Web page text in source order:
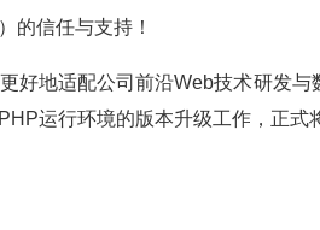
的信任与支持！
好地适配公司前沿Web技术研发与
运行环境的版本升级工作，正式